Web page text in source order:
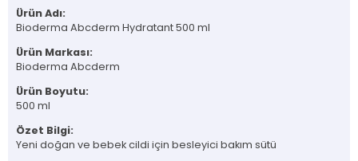
Ürün Adı:
Bioderma Abcderm Hydratant 500 ml
Ürün Markası:
Bioderma Abcderm
Ürün Boyutu:
500 ml
Özet Bilgi:
Yeni doğan ve bebek cildi için besleyici bakım sütü